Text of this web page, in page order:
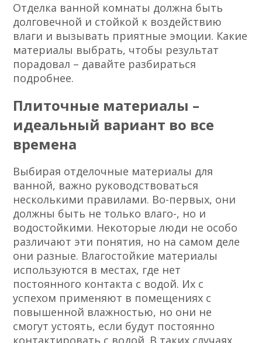
Отделка ванной комнаты должна быть
долговечной и стойкой к воздействию
влаги и вызывать приятные эмоции. Какие
материалы выбрать, чтобы результат
порадовал – давайте разбираться
подробнее.
Плиточные материалы –
идеальный вариант во все
времена
Выбирая отделочные материалы для
ванной, важно руководствоваться
несколькими правилами. Во-первых, они
должны быть не только влаго-, но и
водостойкими. Некоторые люди не особо
различают эти понятия, но на самом деле
они разные. Влагостойкие материалы
используются в местах, где нет
постоянного контакта с водой. Их с
успехом применяют в помещениях с
повышенной влажностью, но они не
смогут устоять, если будут постоянно
контактировать с водой. В таких случаях